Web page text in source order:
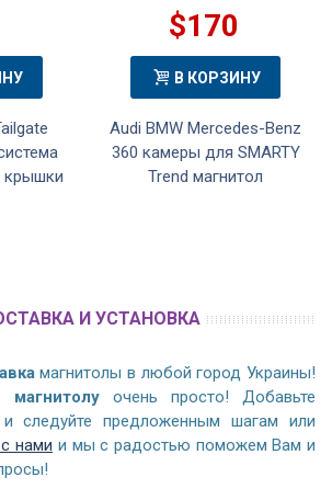
крышки
$170
В КОРЗИНУ
Audi BMW Mercedes-Benz
360 камеры для SMARTY
Trend магнитол
И УСТАНОВКА
магнитолы в любой город Украины!
магнитолу очень просто! Добавьте
следуйте предложенным шагам или
нами и мы с радостью поможем Вам и